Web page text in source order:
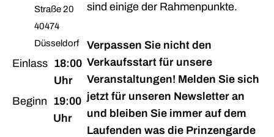
Straße 20
40474
Düsseldorf
Einlass 18:00
Uhr
Beginn 19:00
Uhr
sind einige der Rahmenpunkte.
Verpassen Sie nicht den
Verkaufsstart für unsere
Veranstaltungen! Melden Sie sich
jetzt für unseren Newsletter an
und bleiben Sie immer auf dem
Laufenden was die Prinzengarde